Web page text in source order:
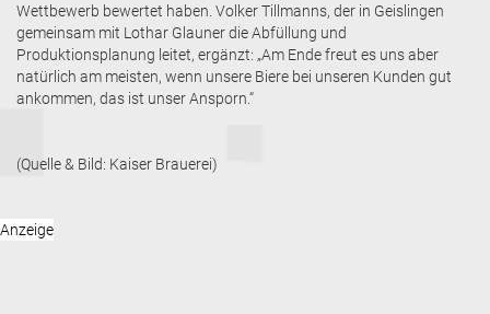
Wettbewerb bewertet haben. Volker Tillmanns, der in Geislingen
gemeinsam mit Lothar Glauner die Abfüllung und
Produktionsplanung leitet, ergänzt: „Am Ende freut es uns aber
natürlich am meisten, wenn unsere Biere bei unseren Kunden gut
ankommen, das ist unser Ansporn.“
(Quelle & Bild: Kaiser Brauerei)